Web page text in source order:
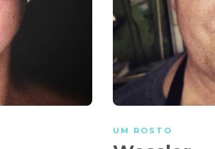
UM ROSTO